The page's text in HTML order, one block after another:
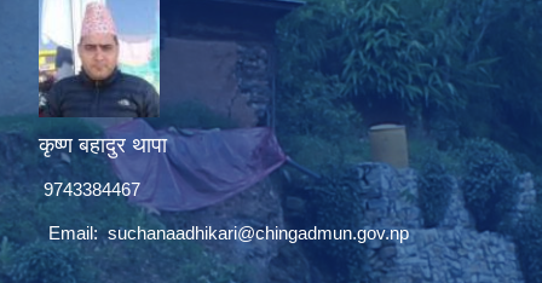
कृष्ण बहादुर थापा
9743384467
Email:suchanaadhikari@chingadmun.gov.np